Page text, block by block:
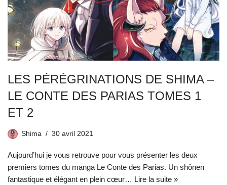
LES PÉRÉGRINATIONS DE SHIMA –
LE CONTE DES PARIAS TOMES 1
ET 2
Shima 30 avril 2021
Aujourd’hui je vous retrouve pour vous présenter les deux
premiers tomes du manga Le Conte des Parias. Un shônen
fantastique et élégant en plein cœur… Lire la suite »